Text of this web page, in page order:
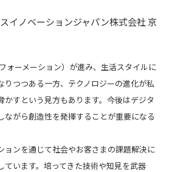
イノベーションジャパン株式会社 京
ォーメーション）が進み、生活スタイルに
りつつある一方、テクノロジーの進化が私
かすという見方もあります。今後はデジタ
ながら創造性を発揮することが重要になる
ョンを通じて社会やお客さまの課題解決に
ています。培ってきた技術や知見を武器